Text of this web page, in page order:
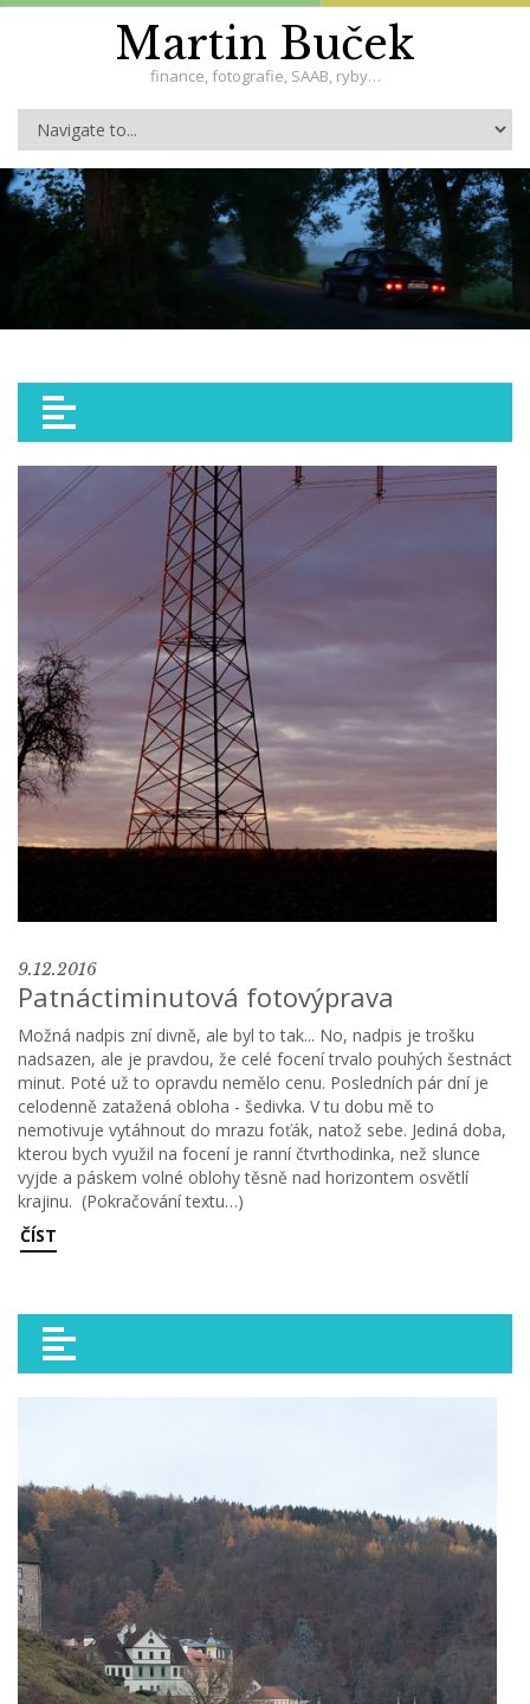
Martin Buček
finance, fotografie, SAAB, ryby…
9.12.2016
Patnáctiminutová fotovýprava
Možná nadpis zní divně, ale byl to tak... No, nadpis je trošku
nadsazen, ale je pravdou, že celé focení trvalo pouhých šestnáct
minut. Poté už to opravdu nemělo cenu. Posledních pár dní je
celodenně zatažená obloha - šedivka. V tu dobu mě to
nemotivuje vytáhnout do mrazu foťák, natož sebe. Jediná doba,
kterou bych využil na focení je ranní čtvrthodinka, než slunce
vyjde a páskem volné oblohy těsně nad horizontem osvětlí
krajinu. (Pokračování textu…)
ČÍST